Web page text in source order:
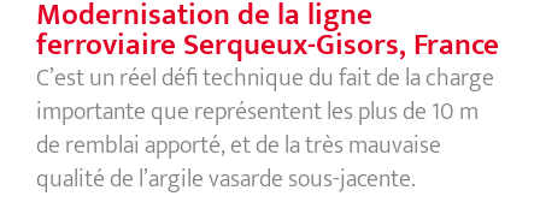
Modernisation de la ligne
ferroviaire Serqueux-Gisors, France
C’est un réel défi technique du fait de la charge
importante que représentent les plus de 10 m
de remblai apporté, et de la très mauvaise
qualité de l’argile vasarde sous-jacente.